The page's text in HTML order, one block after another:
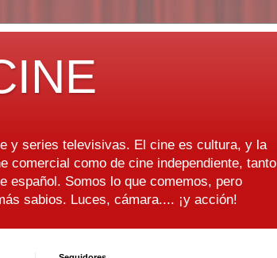
y series televisivas. El cine es cultura, y la
comercial como de cine independiente, tanto
español. Somos lo que comemos, pero
sabios. Luces, cámara.... ¡y acción!